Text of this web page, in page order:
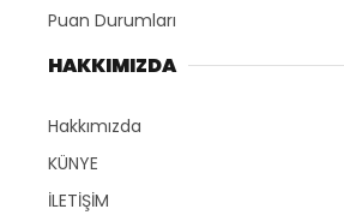
Puan Durumları
HAKKIMIZDA
Hakkımızda
KÜNYE
İLETİŞİM